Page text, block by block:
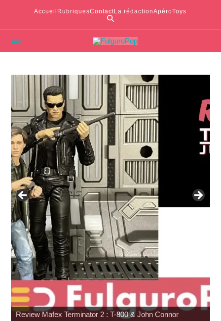
Accueil RubriquesContactLa rédactionApéroToys
Pocket Fighter